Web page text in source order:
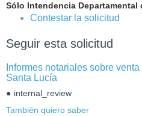
Sólo Intendencia Departamental
Contestar la solicitud
Seguir esta solicitud
Informes notariales sobre
Santa Lucía
internal_review
También quiero saber